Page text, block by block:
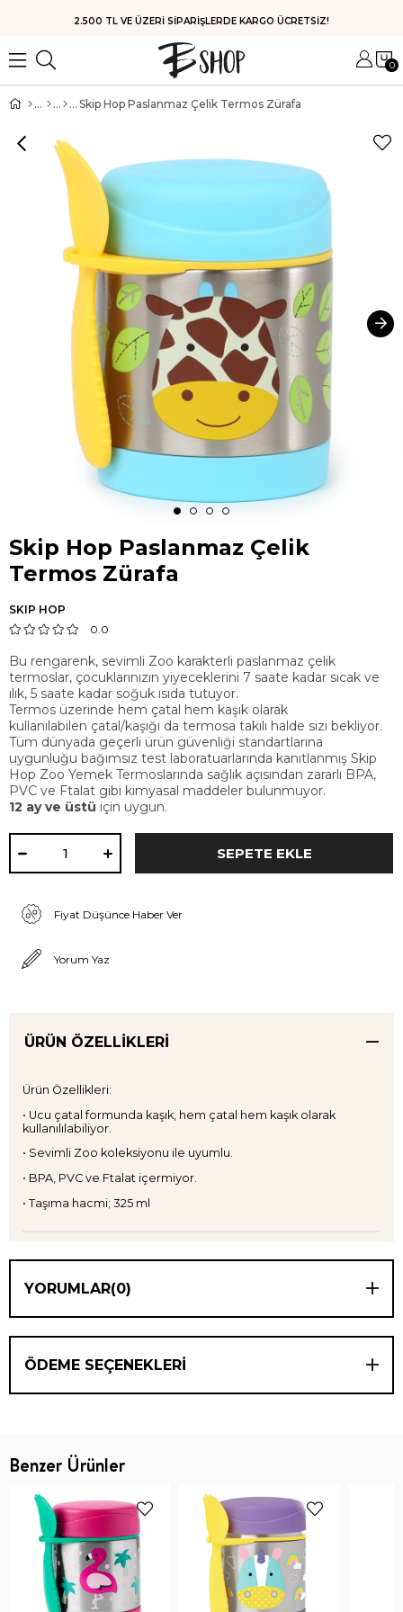
2.500 TL VE ÜZERİ SİPARİŞLERDE KARGO ÜCRETSİZ!
0
Skip Hop Paslanmaz Çelik Termos Zürafa
Skip Hop Paslanmaz Çelik
Termos Zürafa
SKIP HOP
0.0
Bu rengarenk, sevimli Zoo karakterli paslanmaz çelik
termoslar, çocuklarınızın yiyeceklerini 7 saate kadar sıcak ve
ılık, 5 saate kadar soğuk ısıda tutuyor.
Termos üzerinde hem çatal hem kaşık olarak
kullanılabilen çatal/kaşığı da termosa takılı halde sizi bekliyor.
Tüm dünyada geçerli ürün güvenliği standartlarına
uygunluğu bağımsız test laboratuarlarında kanıtlanmış Skip
Hop Zoo Yemek Termoslarında sağlık açısından zararlı BPA,
PVC ve Ftalat gibi kimyasal maddeler bulunmuyor.
12 ay ve üstü için uygun.
Fiyat Düşünce Haber Ver
Yorum Yaz
ÜRÜN ÖZELLIKLERI
Ürün Özellikleri:
• Ucu çatal formunda kaşık, hem çatal hem kaşık olarak
kullanılılabiliyor.
• Sevimli Zoo koleksiyonu ile uyumlu.
• BPA, PVC ve Ftalat içermiyor.
• Taşıma hacmi; 325 ml
YORUMLAR(0)
ÖDEME SEÇENEKLERI
Benzer Ürünler